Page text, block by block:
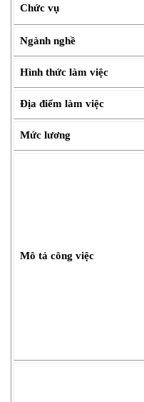
Chức vụ
Ngành nghề
Hình thức làm việc
Địa điểm làm việc
Mức lương
Mô tả công việc